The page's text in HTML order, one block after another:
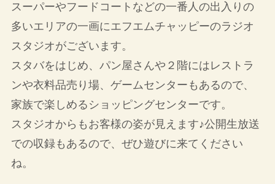
スーパーやフードコートなどの一番人の出入りの
多いエリアの一画にエフエムチャッピーのラジオ
スタジオがございます。
スタバをはじめ、パン屋さんや２階にはレストラ
ンや衣料品売り場、ゲームセンターもあるので、
家族で楽しめるショッピングセンターです。
スタジオからもお客様の姿が見えます♪公開生放送
での収録もあるので、ぜひ遊びに来てください
ね。